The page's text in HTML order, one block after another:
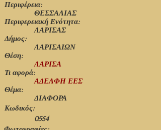
Περιφέρεια:
ΛΑΡΙΣΑΣ
ΘΕΣΣΑΛΙΑΣ
Περιφερειακή Ενότητα:
ΛΑΡΙΣΑΙΩΝ
Δήμος:
Θέση:
ΛΑΡΙΣΑ
Τι αφορά:
ΑΔΕΛΦΗ ΕΕΣ
Θέμα:
ΔΙΑΦΟΡΑ
Κωδικός:
0554